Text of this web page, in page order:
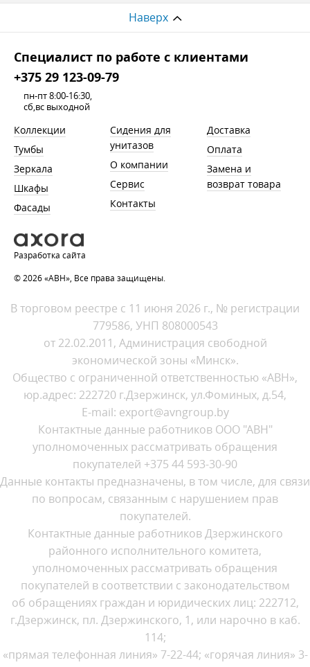
Наверх
Cпециалист по работе с клиентами
+375 29 123-09-79
пн-пт 8:00-16:30,
сб,вс выходной
Коллекции
Тумбы
Зеркала
Шкафы
Фасады
Сидения для
унитазов
О компании
Сервис
Контакты
Доставка
Оплата
Замена и
возврат товара
Разработка сайта
© 2026 «АВН», Все права защищены.
В торговом реестре с 11 июня 2026 г., № регистрации
779586, УНП 808000543
от 22.02.2011, Администрация свободной
экономической зоны «Минск».
Общество с ограниченной ответственностью «АВН»,
юр.адрес: 222720 г.Дзержинск, ул.Фоминых, д.54,
E-mail: export@avngroup.by
Контактные данные работников ООО "АВН"
уполномоченных рассматривать обращения
покупателей +375 44 593-30-90
Данные контакты предназначены, в том числе, для связи
по вопросам, связанным с нарушением прав
покупателей.
Контактные данные работников Дзержинского
районного исполнительного комитета,
уполномоченных рассматривать обращения
покупателей в соответствии с законодательством
об обращениях граждан и юридических лиц: 222712,
г.Дзержинск, пл. Дзержинского, 1, или нарочно в каб.
114;
«прямая телефонная линия» 7-22-44; «горячая линия» 3-